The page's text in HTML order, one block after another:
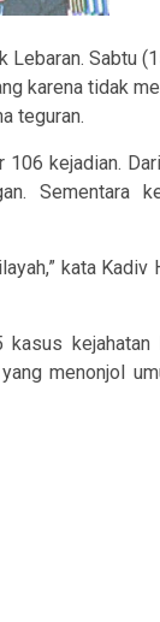
Lebaran. Sabtu
karena tidak
teguran.
kejadian.
Sementara
kata
kejahatan
menonjol